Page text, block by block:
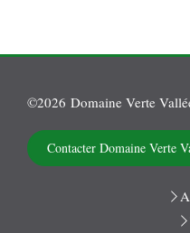
©2026 Domaine Verte
Contacter Domaine Verte